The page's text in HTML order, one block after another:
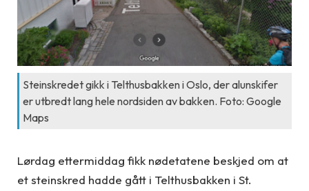
Steinskredet gikk i Telthusbakken i Oslo, der alunskifer
er utbredt lang hele nordsiden av bakken. Foto: Google
Maps
Lørdag ettermiddag fikk nødetatene beskjed om at
et steinskred hadde gått i Telthusbakken i St.